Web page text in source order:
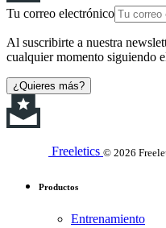
Tu correo electrónico
Al suscribirte a nuestra
cualquier momento siguiendo
¿Quieres más?
Freeletics © 2026
Productos
Entrenamiento